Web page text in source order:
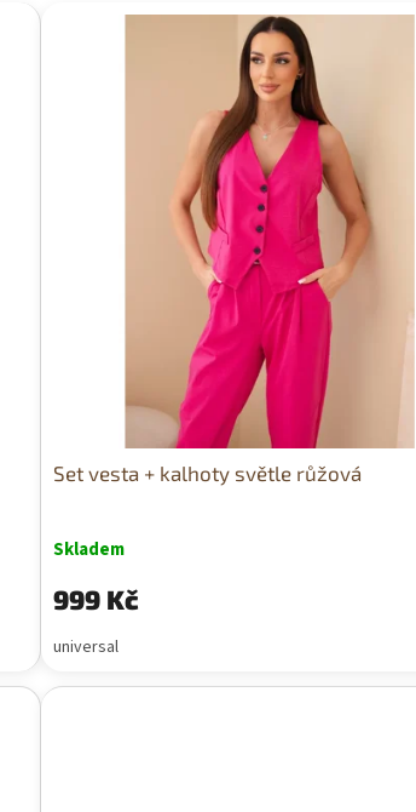
Set vesta + kalhoty světle růžová
Skladem
999 Kč
universal